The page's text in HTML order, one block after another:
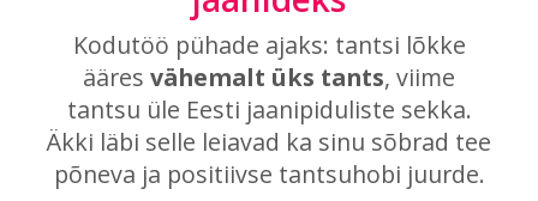
Kodutöö pühade ajaks: tantsi lõkke
ääres vähemalt üks tants, viime
tantsu üle Eesti jaanipiduliste sekka.
Äkki läbi selle leiavad ka sinu sõbrad tee
põneva ja positiivse tantsuhobi juurde.